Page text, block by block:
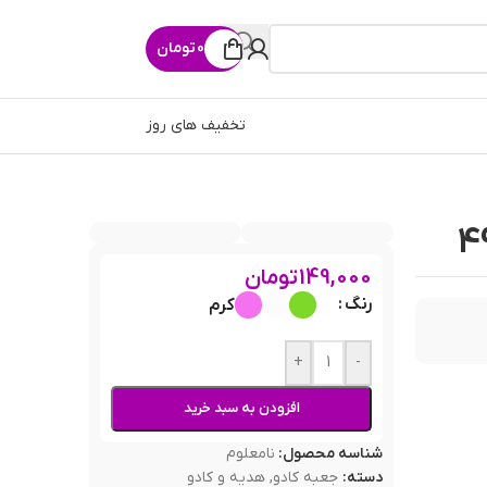
0تومان
تخفیف های روز
149,000تومان
رنگ کرم
-
+
افزودن به سبد خرید
شناسه محصول: نامعلوم
دسته: جعبه کادو, هدیه و کادو